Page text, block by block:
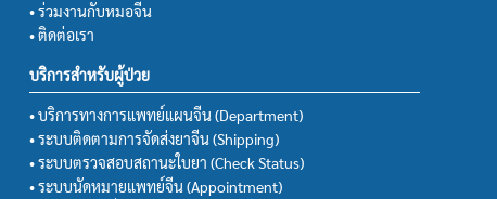
• ร่วมงานกับหมอจีน
• ติดต่อเรา
บริการสำหรับผู้ป่วย
• บริการทางการแพทย์แผนจีน (Department)
• ระบบติดตามการจัดส่งยาจีน (Shipping)
• ระบบตรวจสอบสถานะใบยา (Check Status)
• ระบบนัดหมายแพทย์จีน (Appointment)